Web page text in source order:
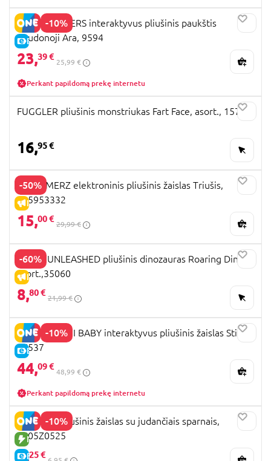
-10%
E-KAINA
HAPPY YAPPERS interaktyvus pliušinis paukštis
Raudonoji Ara, 9594
23,39 €
25,99 €
Perkant papildomą prekę internetu
FUGGLER pliušinis monstriukas Fart Face, asort., 15728
16,95 €
-50%
IŠPARDAVIMAS
SCREAMERZ elektroninis pliušinis žaislas Triušis,
105953332
15,00 €
29,99 €
-60%
IŠPARDAVIMAS
DINOS UNLEASHED pliušinis dinozauras Roaring Dino,
asort.,35060
8,80 €
21,99 €
-10%
E-KAINA
CLEMENTONI BABY interaktyvus pliušinis žaislas Stitch,
17537
44,09 €
48,99 €
Perkant papildomą prekę internetu
-10%
NAUJA PREKĖ
E-KAINA
Capybara pliušinis žaislas su judančiais sparnais,
2505Z0525
6,25 €